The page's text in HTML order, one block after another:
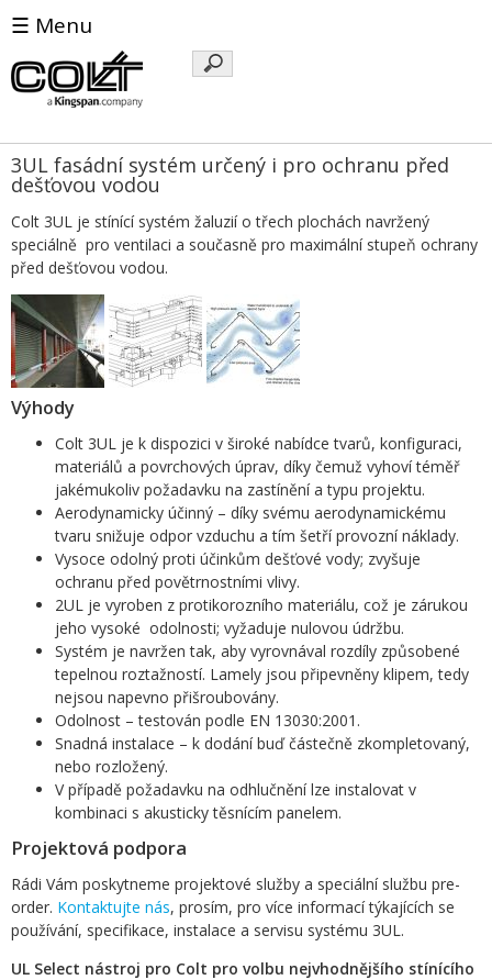
☰ Menu
Klíčová
slova
3UL fasádní systém určený i pro ochranu před
dešťovou vodou
Colt 3UL je stínící systém žaluzií o třech plochách navržený
speciálně pro ventilaci a současně pro maximální stupeň ochrany
před dešťovou vodou.
Výhody
Colt 3UL je k dispozici v široké nabídce tvarů, konfiguraci,
materiálů a povrchových úprav, díky čemuž vyhoví téměř
jakémukoliv požadavku na zastínění a typu projektu.
Aerodynamicky účinný – díky svému aerodynamickému
tvaru snižuje odpor vzduchu a tím šetří provozní náklady.
Vysoce odolný proti účinkům dešťové vody; zvyšuje
ochranu před povětrnostními vlivy.
2UL je vyroben z protikorozního materiálu, což je zárukou
jeho vysoké odolnosti; vyžaduje nulovou údržbu.
Systém je navržen tak, aby vyrovnával rozdíly způsobené
tepelnou roztažností. Lamely jsou připevněny klipem, tedy
nejsou napevno přišroubovány.
Odolnost – testován podle EN 13030:2001.
Snadná instalace – k dodání buď částečně zkompletovaný,
nebo rozložený.
V případě požadavku na odhlučnění lze instalovat v
kombinaci s akusticky těsnícím panelem.
Projektová podpora
Rádi Vám poskytneme projektové služby a speciální službu pre-
order. Kontaktujte nás, prosím, pro více informací týkajících se
používání, specifikace, instalace a servisu systému 3UL.
UL Select nástroj pro Colt pro volbu nejvhodnějšího stínícího